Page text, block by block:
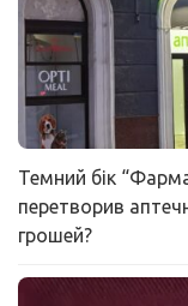
Темний бік
перетворив
грошей?